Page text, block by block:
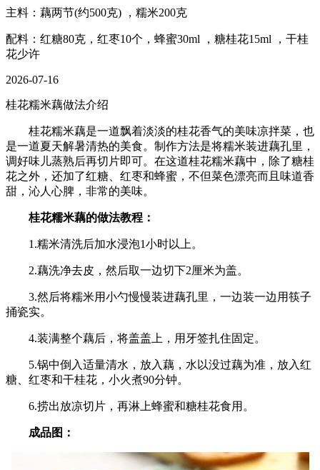
主料：藕两节(约500克) ，糯米200克
配料：红糖80克，红枣10个，蜂蜜30ml ，糖桂花15ml ，干桂
花少许
2026-07-16
桂花糯米藕做法介绍
桂花糯米藕是一道飘着淡淡的桂花香气的美味凉拌菜，也
是一道夏天解暑清热的美食。制作方法是将糯米装进藕孔里，
调好味儿蒸熟后再切片即可。在这道桂花糯米藕中，除了糖桂
花之外，还加了红糖、红枣和蜂蜜，不但菜色漂亮而且味道香
甜，沁人心脾，非常的美味。
桂花糯米藕的做法教程：
1.糯米清洗后加水浸泡1小时以上。
2.藕洗净去皮，然后取一边切下2厘米为盖。
3.然后将糯米用小勺慢慢装进藕孔里，一边装一边用筷子
捅瓷实。
4.装满整个藕后，将盖盖上，用牙签扎住固定。
5.锅中倒入适量清水，放入藕，水以没过藕为准，放入红
糖、红枣和干桂花，小火煮90分钟。
6.捞出放凉切片，再淋上蜂蜜和糖桂花食用。
成品图：